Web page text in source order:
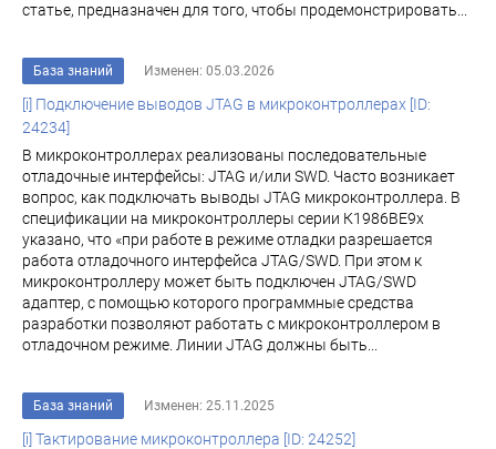
статье, предназначен для того, чтобы продемонстрировать...
База знаний Изменен: 05.03.2026
[i] Подключение выводов JTAG в микроконтроллерах [ID:
24234]
В микроконтроллерах реализованы последовательные
отладочные интерфейсы: JTAG и/или SWD. Часто возникает
вопрос, как подключать выводы JTAG микроконтроллера. В
спецификации на микроконтроллеры серии К1986ВЕ9х
указано, что «при работе в режиме отладки разрешается
работа отладочного интерфейса JTAG/SWD. При этом к
микроконтроллеру может быть подключен JTAG/SWD
адаптер, с помощью которого программные средства
разработки позволяют работать с микроконтроллером в
отладочном режиме. Линии JTAG должны быть...
База знаний Изменен: 25.11.2025
[i] Тактирование микроконтроллера [ID: 24252]